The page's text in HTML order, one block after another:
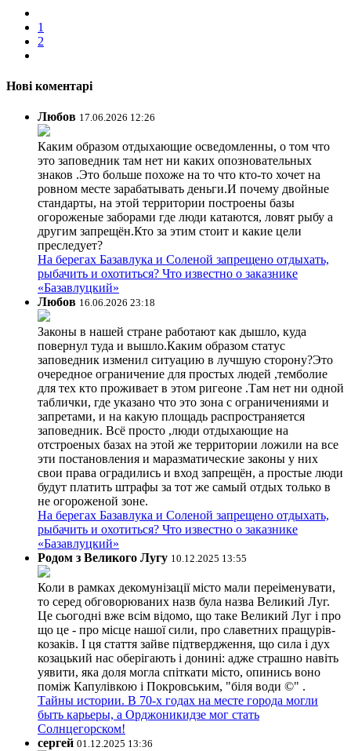
1
2
Нові коментарі
Любов 17.06.2026 12:26
Каким образом отдыхающие осведомленны, о том что
это заповедник там нет ни каких опозновательных
знаков .Это больше похоже на то что кто-то хочет на
ровном месте зарабатывать деньги.И почему двойные
стандарты, на этой территории построены базы
огороженые заборами где люди катаются, ловят рыбу а
другим запрещён.Кто за этим стоит и какие цели
преследует?
На берегах Базавлука и Соленой запрещено отдыхать,
рыбачить и охотиться? Что известно о заказнике
«Базавлуцкий»
Любов 16.06.2026 23:18
Законы в нашей стране работают как дышло, куда
повернул туда и вышло.Каким образом статус
заповедник изменил ситуацию в лучшую сторону?Это
очередное ограничение для простых людей ,темболие
для тех кто проживает в этом ригеоне .Там нет ни одной
таблички, где указано что это зона с ограничениями и
запретами, и на какую площадь распространяется
заповедник. Всё просто ,люди отдыхающие на
отстроеных базах на этой же территории ложили на все
эти постановления и маразматические законы у них
свои права оградились и вход запрещён, а простые люди
будут платить штрафы за тот же самый отдых только в
не огороженой зоне.
На берегах Базавлука и Соленой запрещено отдыхать,
рыбачить и охотиться? Что известно о заказнике
«Базавлуцкий»
Родом з Великого Лугу 10.12.2025 13:55
Коли в рамках декомунізації місто мали переіменувати,
то серед обговорюваних назв була назва Великий Луг.
Це сьогодні вже всім відомо, що таке Великий Луг і про
що це - про місце нашої сили, про славетних пращурів-
козаків. І ця стаття зайве підтвердження, що сила і дух
козацький нас оберігають і донині: адже страшно навіть
уявити, яка доля могла спіткати місто, опинись воно
поміж Капулівкою і Покровським, "біля води ©" .
Тайны истории. В 70-х годах на месте города могли
быть карьеры, а Орджоникидзе мог стать
Солнцегорском!
сергей 01.12.2025 13:36